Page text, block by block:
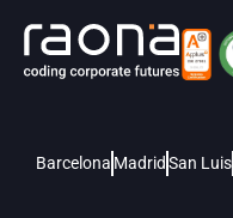
Barcelona MadridSan Luis